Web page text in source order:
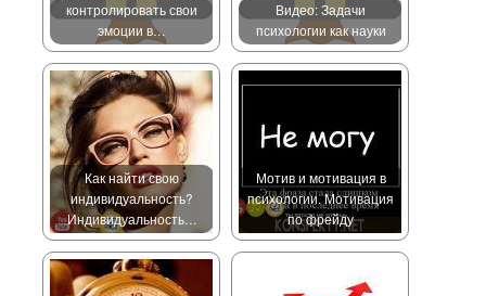
контролировать свои
эмоции в…
Видео: Задачи
психологии как науки
Как найти свою
индивидуальность?
Индивидуальность…
Мотив и мотивация в
психологии. Мотивация
по фрейду